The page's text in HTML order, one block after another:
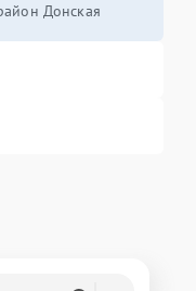
Донская